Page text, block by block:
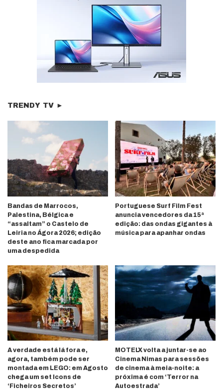
TRENDY TV ►
Bandas de Marrocos,
Palestina, Bélgica e
“assaltam” o Castelo de
Leiria no Ágora 2026; edição
deste ano fica marcada por
uma despedida
Portuguese Surf Film Fest
anuncia vencedores da 15ª
edição: das ondas gigantes à
música para apanhar ondas
A verdade está lá fora e,
agora, também pode ser
montada em LEGO: em Agosto
chega um set Icons de
‘Ficheiros Secretos’
MOTELX volta a juntar-se ao
Cinema Nimas para sessões
de cinema à meia-noite: a
próxima é com ‘Terror na
Autoestrada’